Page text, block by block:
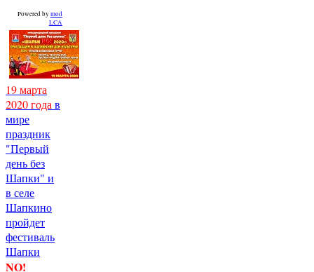
Powered by mod
LCA
19 марта
2020 годав
мире
праздник
"Первый
день без
Шапки" и
в селе
Шапкино
пройдет
фестиваль
Шапки
NO!